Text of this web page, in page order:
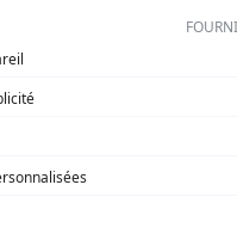
parfois «l’encyclopédie de
peut l’entendre régulièrement